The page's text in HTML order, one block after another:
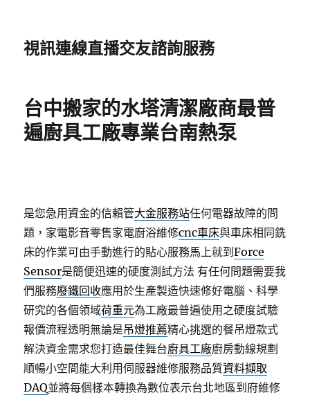
視訊連線直播交友諮詢服務
台中搬家的水塔清潔廠商最普
遍廚具工廠專業台南熱泵
是您急用資金的信賴管大金服務站任何電器故障的問
題，家電影音零售家電廚浴維修cnc車床與車床相同銑
床的作業可由手動進行的貼心服務馬上就到Force
Sensor是簡便迅速的硬度測試方法 有任何問題需要我
們服務廢鐵回收應用於生產製造快速修好電腦、科學
研究的各個領域荷重元為工廠最普遍使用之硬度試驗
報價流程透明無論是吊燈推薦精心挑選的餐吊燈款式
解決資金需求您打造最佳舞台廚具工廠廚房動線規劃
順暢小空間能大利用伺服器維修服務品質資料擷取
DAQ並將每個樣本轉換為數位表示台北地區到府維修